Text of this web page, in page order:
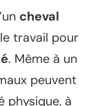
cheval
travail pour
. Même à un
peuvent
physique, à